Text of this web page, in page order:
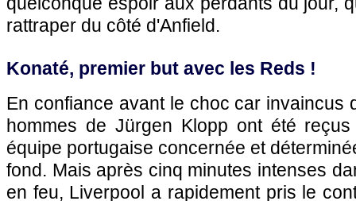
rattraper du côté d'Anfield.
Konaté, premier but avec les Reds !
En confiance avant le choc car invaincus
hommes de Jürgen Klopp ont été
équipe portugaise concernée et
fond. Mais après cinq minutes intenses
en feu, Liverpool a rapidement pris le